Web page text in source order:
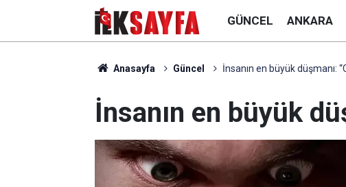
GÜNCEL ANKARA
Anasayfa Güncel İnsanın en büyük düşmanı:
İnsanın en büyük